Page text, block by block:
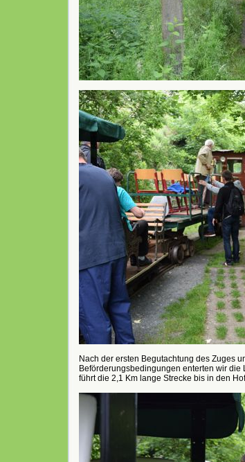
Nach der ersten Begutachtung des Zuges
Beförderungsbedingungen enterten wir
führt die 2,1 Km lange Strecke bis in den